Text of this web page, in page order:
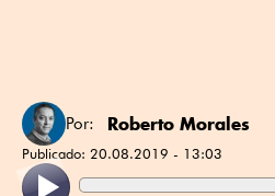
Por: Roberto Morales
Publicado: 20.08.2019 - 13:03